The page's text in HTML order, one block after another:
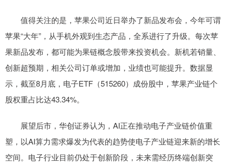
值得关注的是，苹果公司近日举办了新品发布会，今年可谓
苹果“大年”，从手机外观到生态产品，全系进行了升级。每次苹
果新品发布，都可能为果链概念股带来投资机会。新机若销量、
创新超预期，相关公司订单或增加，业绩也可能提升。数据显
示，截至8月底，电子ETF（515260）成份股中，苹果产业链个
股权重占比达43.34%。
展望后市，华创证券认为，AI正在推动电子产业链价值重
塑，以AI算力需求爆发为代表的趋势使电子产业链迎来新的增长
空间。电子行业目前仍处于创新阶段，未来需经历终端创新突